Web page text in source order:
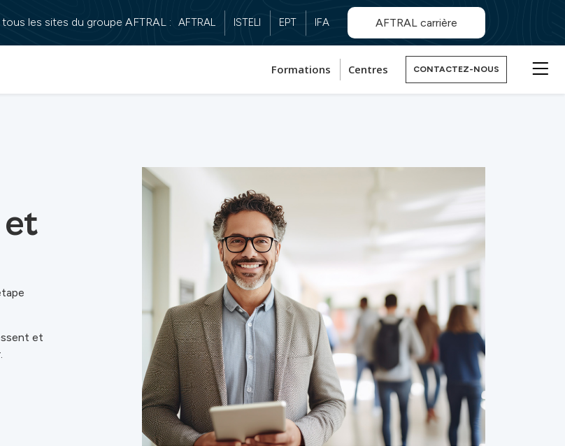
les sites du groupe AFTRAL :
AFTRAL ISTELI EPT IFA AFTRAL carrière
Formations Centres CONTACTEZ-NOUS
et